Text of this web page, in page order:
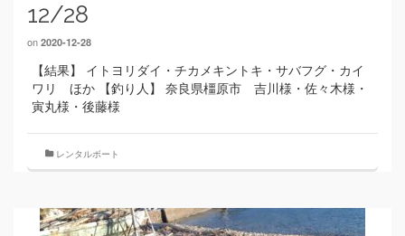
12/28
on 2020-12-28
【結果】 イトヨリダイ・チカメキントキ・サバフグ・カイ
ワリ ほか 【釣り人】 奈良県橿原市 吉川様・佐々木様・
寅丸様・後藤様
レンタルボート